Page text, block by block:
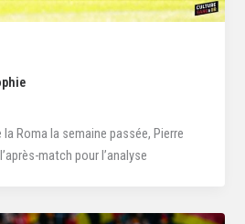
Roma la semaine passée, Pierre
match pour l’analyse